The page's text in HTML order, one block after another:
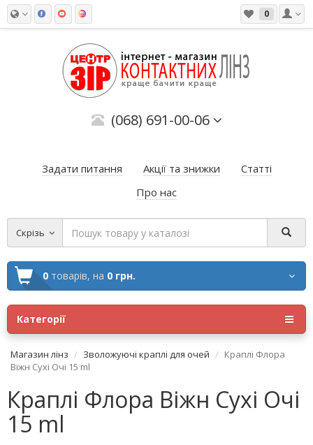
0
(068) 691-00-06
Задати питання Акції та знижки
Статті
Про нас
Скрізь
0 товарів, на 0 грн.
Категорії
Магазин лінз Зволожуючі краплі для очей
Краплі Флора
Віжн Сухі Очі 15 ml
Краплі Флора Віжн Сухі Очі
15 ml